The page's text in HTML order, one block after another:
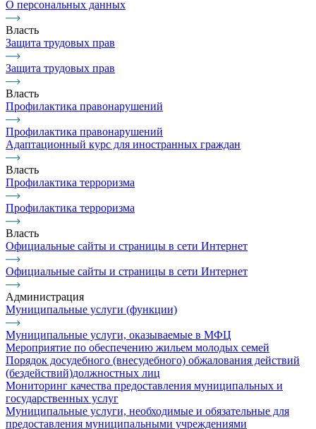
О персональных данных
Власть
Защита трудовых прав
Защита трудовых прав
Власть
Профилактика правонарушений
Профилактика правонарушений
Адаптационный курс для иностранных граждан
Власть
Профилактика терроризма
Профилактика терроризма
Власть
Официальные сайты и страницы в сети Интернет
Официальные сайты и страницы в сети Интернет
Администрация
Муниципальные услуги (функции)
Муниципальные услуги, оказываемые в МФЦ
Мероприятие по обеспечению жильем молодых семей
Порядок досудебного (внесудебного) обжалования действий
(бездействий)должностных лиц
Мониторинг качества предоставления муниципальных и
государственных услуг
Муниципальные услуги, необходимые и обязательные для
предоставления муниципальными учреждениями